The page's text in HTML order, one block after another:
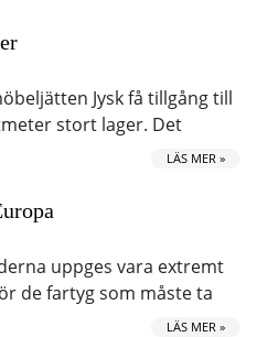
Jysk få tillgång till
stort lager. Det
LÄS MER »
uppges vara extremt
de fartyg som måste ta
LÄS MER »